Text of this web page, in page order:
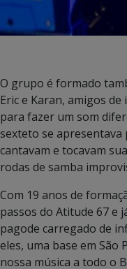
O grupo é formado
Eric e Karan, amigos
para fazer um som
sexteto se apresentava
cantavam e tocavam
rodas de samba
Com 19 anos de
passos do Atitude 67 e
pagode carregado de
eles, uma base em São
nossa música a todo o